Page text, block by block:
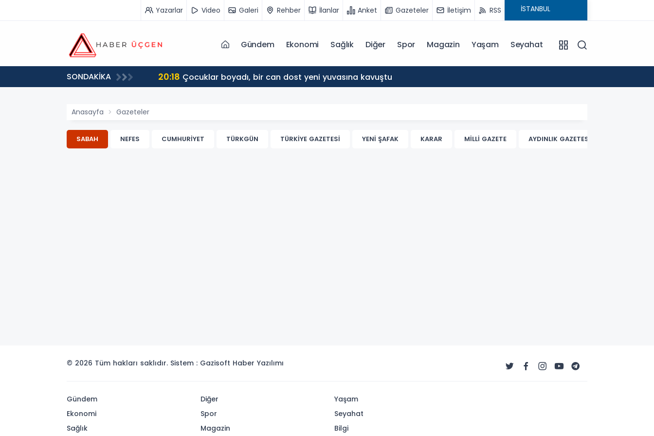
Yazarlar Video Galeri Rehber İlanlar Anket Gazeteler İletişim RSS
Gündem Ekonomi Sağlık Diğer Spor Magazin Yaşam Seyahat
SONDAKİKA 20:18 Çocuklar boyadı, bir can dost yeni yuvasına kavuştu
Anasayfa Gazeteler
SABAH NEFES CUMHURİYET TÜRKGÜN TÜRKİYE GAZETESİ YENİ ŞAFAK KARAR MİLLİ GAZETE AYDINLIK GAZETESİ
© 2026 Tüm hakları saklıdır. Sistem : Gazisoft Haber Yazılımı
Gündem
Ekonomi
Sağlık
Diğer
Spor
Magazin
Yaşam
Seyahat
Bilgi